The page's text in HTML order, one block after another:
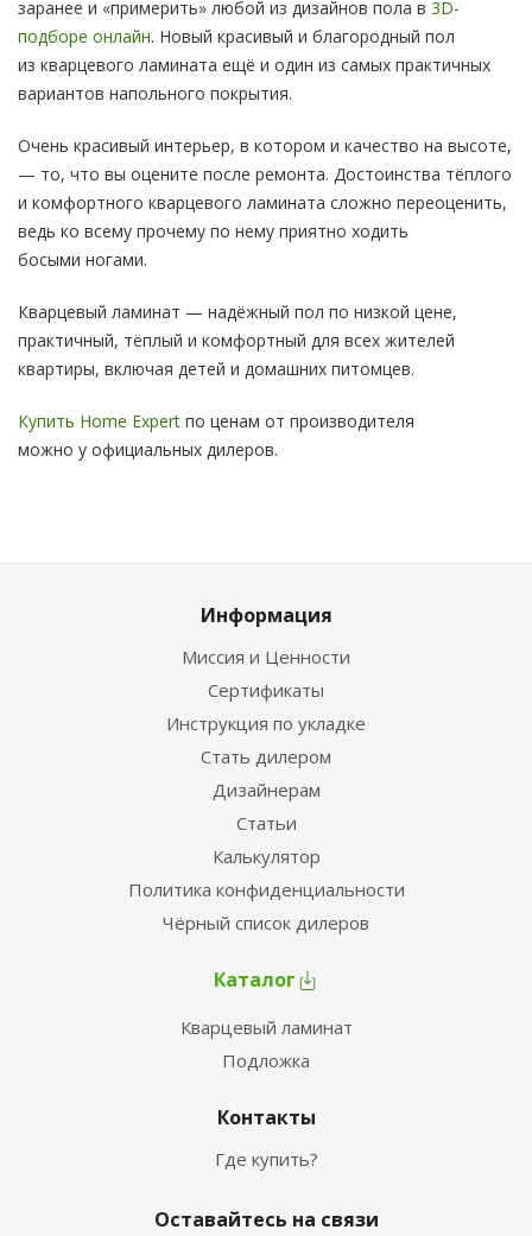
заранее и «примерить» любой из дизайнов пола в 3D-
подборе онлайн. Новый красивый и благородный пол
из кварцевого ламината ещё и один из самых практичных
вариантов напольного покрытия.
Очень красивый интерьер, в котором и качество на высоте,
— то, что вы оцените после ремонта. Достоинства тёплого
и комфортного кварцевого ламината сложно переоценить,
ведь ко всему прочему по нему приятно ходить
босыми ногами.
Кварцевый ламинат — надёжный пол по низкой цене,
практичный, тёплый и комфортный для всех жителей
квартиры, включая детей и домашних питомцев.
Купить Home Expert по ценам от производителя
можно у официальных дилеров.
Информация
Миссия и Ценности
Сертификаты
Инструкция по укладке
Стать дилером
Дизайнерам
Статьи
Калькулятор
Политика конфиденциальности
Чёрный список дилеров
Каталог
Кварцевый ламинат
Подложка
Контакты
Где купить?
Оставайтесь на связи